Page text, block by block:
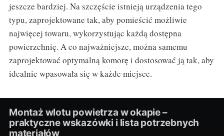
jeszcze bardziej. Na szczęście istnieją urządzenia tego
typu, zaprojektowane tak, aby pomieścić możliwie
najwięcej towaru, wykorzystując każdą dostępna
powierzchnię. A co najważniejsze, można samemu
zaprojektować optymalną komorę i dostosować ją tak, aby
idealnie wpasowała się w każde miejsce.
Montaż wlotu powietrza w okapie –
praktyczne wskazówki i lista potrzebnych
materiałów